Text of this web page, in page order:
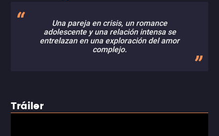
Una pareja en crisis, un romance
adolescente y una relación intensa se
entrelazan en una exploración del amor
complejo.
Tráiler